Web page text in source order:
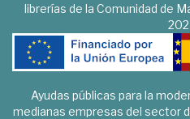
librerías de la Comunidad de
Ayudas públicas para la
medianas empresas del sector